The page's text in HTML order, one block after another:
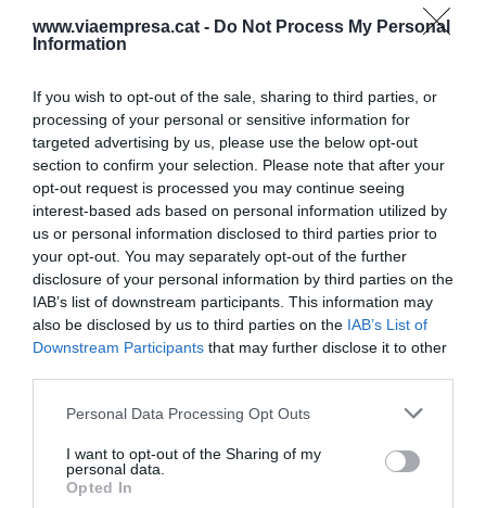
www.viaempresa.cat - Do Not Process My Personal
Information
If you wish to opt-out of the sale, sharing to third parties, or
processing of your personal or sensitive information for
targeted advertising by us, please use the below opt-out
section to confirm your selection. Please note that after your
opt-out request is processed you may continue seeing
interest-based ads based on personal information utilized by
us or personal information disclosed to third parties prior to
your opt-out. You may separately opt-out of the further
disclosure of your personal information by third parties on the
IAB’s list of downstream participants. This information may
also be disclosed by us to third parties on the IAB’s List of
Downstream Participants that may further disclose it to other
Personal Data Processing Opt Outs
I want to opt-out of the Sharing of my
personal data.
Opted In
sostenible. Quan els bancs obrissin els ulls i
veiessin que perdien clients potencials, baixarien
passes que van fer per esdevenir unplayeral
mercat.
En un canvi de model, la proposta va ser
desenvolupar una plataforma àgil i amb totes les
funcionalitats possibles per a convertir-la en el
seu valor afegit:“La suma de bons preus i una
solució adequada a les necessitats va ser la
clau. Les eines i la plataforma van ser el tret
De cap a la catifa vermella
Una de les accions que més van ajudar Kantox a